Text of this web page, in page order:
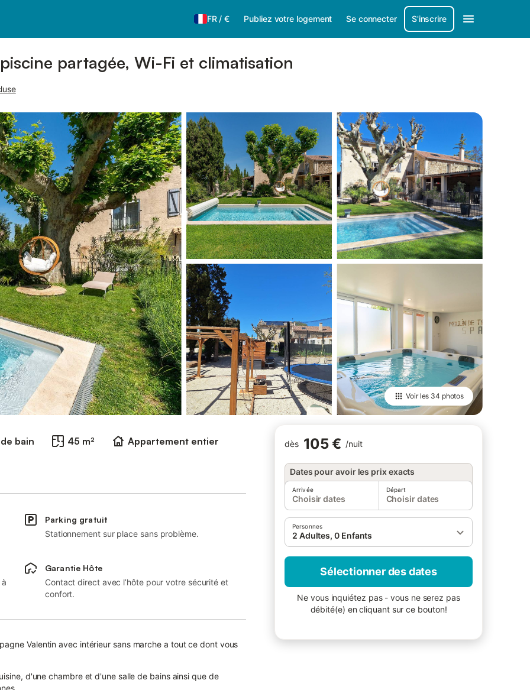
FR/€ Publiez votre logement Se connecter S'inscrire
partagée, Wi-Fi et climatisation
Voir les 34 photos
bain 45 m²
Appartement entier
dès 105 € /nuit
Dates pour avoir les prix exacts
Arrivée
Choisir dates
Départ
Choisir dates
Personnes
2 Adultes, 0 Enfants
Sélectionner des dates
Ne vous inquiétez pas - vous ne serez pas
débité(e) en cliquant sur ce bouton!
Parking gratuit
Stationnement sur place sans problème.
Garantie Hôte
Contact direct avec l’hôte pour votre sécurité et
confort.
Valentin avec intérieur sans marche a tout ce dont vous
d'une chambre et d'une salle de bains ainsi que de